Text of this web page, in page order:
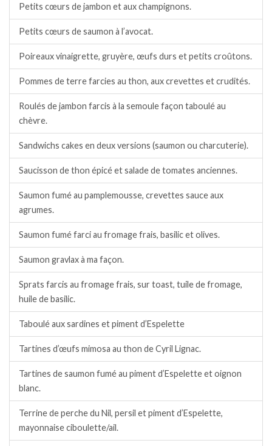
Petits cœurs de jambon et aux champignons.
Petits cœurs de saumon à l’avocat.
Poireaux vinaigrette, gruyère, œufs durs et petits croûtons.
Pommes de terre farcies au thon, aux crevettes et crudités.
Roulés de jambon farcis à la semoule façon taboulé au
chèvre.
Sandwichs cakes en deux versions (saumon ou charcuterie).
Saucisson de thon épicé et salade de tomates anciennes.
Saumon fumé au pamplemousse, crevettes sauce aux
agrumes.
Saumon fumé farci au fromage frais, basilic et olives.
Saumon gravlax à ma façon.
Sprats farcis au fromage frais, sur toast, tuile de fromage,
huile de basilic.
Taboulé aux sardines et piment d’Espelette
Tartines d’œufs mimosa au thon de Cyril Lignac.
Tartines de saumon fumé au piment d’Espelette et oignon
blanc.
Terrine de perche du Nil, persil et piment d’Espelette,
mayonnaise ciboulette/ail.